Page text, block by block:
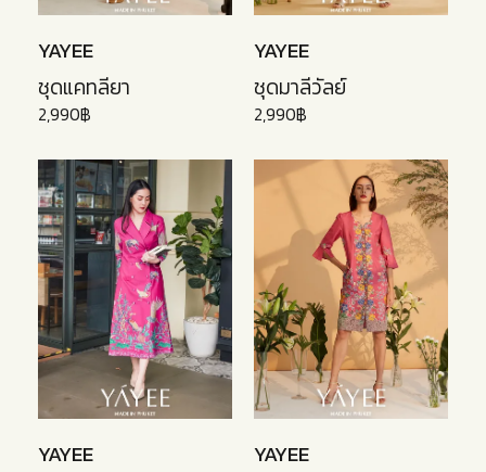
YAYEE
ชุดแคทลียา
2,990฿
YAYEE
ชุดมาลีวัลย์
2,990฿
YAYEE
YAYEE